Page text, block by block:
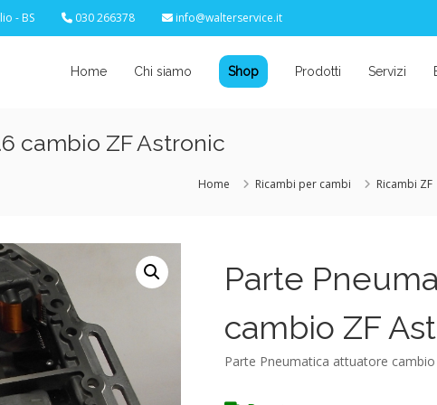
- BS 030 266378 info@walterservice.it
Home Chi siamo Shop Prodotti Servizi
cambio ZF Astronic
Home Ricambi per cambi Ricambi ZF
Parte
cambio ZF
Parte Pneumatica attuatore cambio